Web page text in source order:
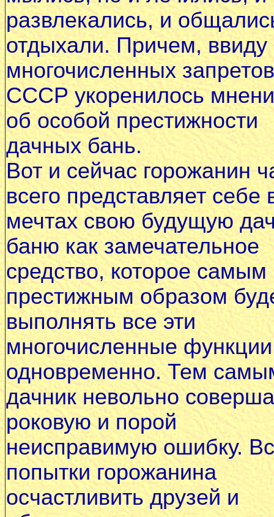
развлекались, и
отдыхали. Причем, ввиду
многочисленных
СССР укоренилось
об особой престижности
дачных бань.
Вот и сейчас горожанин
всего представляет себе
мечтах свою будущую
баню как замечательное
средство, которое самым
престижным образом
выполнять все эти
многочисленные функции
одновременно. Тем
дачник невольно
роковую и порой
неисправимую ошибку.
попытки горожанина
осчастливить друзей и